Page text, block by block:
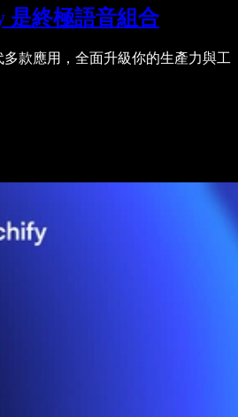
是終極語音組合
款應用，全面升級你的生產力與工